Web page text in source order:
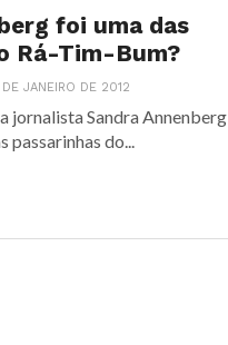
foi uma das
Rá-Tim-Bum?
DE JANEIRO DE 2012
jornalista Sandra Annenberg
passarinhas do...